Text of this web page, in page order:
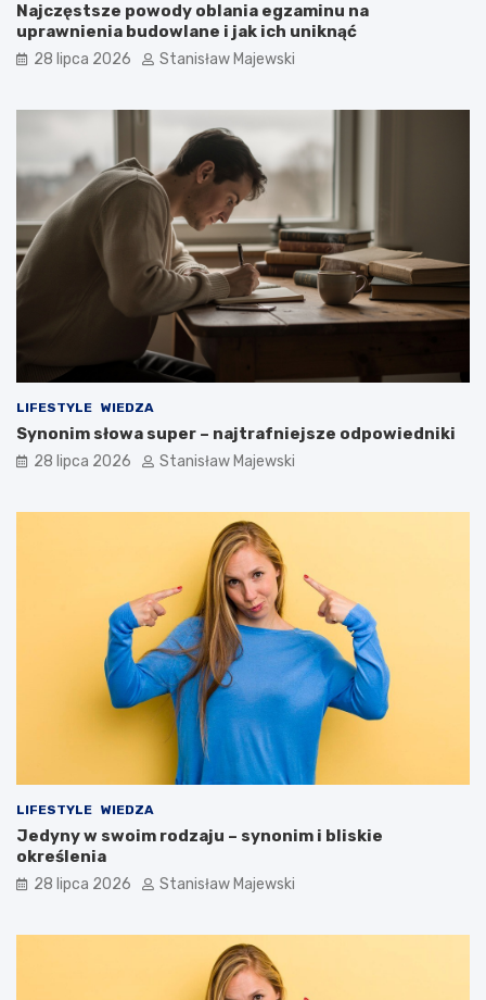
Najczęstsze powody oblania egzaminu na
uprawnienia budowlane i jak ich uniknąć
28 lipca 2026 Stanisław Majewski
LIFESTYLE WIEDZA
Synonim słowa super – najtrafniejsze odpowiedniki
28 lipca 2026 Stanisław Majewski
LIFESTYLE WIEDZA
Jedyny w swoim rodzaju – synonim i bliskie
określenia
28 lipca 2026 Stanisław Majewski